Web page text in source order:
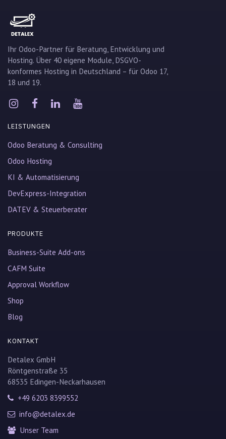
Ihr Odoo-Partner für Beratung, Entwicklung und
Hosting. Über 40 eigene Module, DSGVO-
konformes Hosting in Deutschland – für Odoo 17,
18 und 19.
LEISTUNGEN
Odoo Beratung & Consulting
Odoo Hosting
KI & Automatisierung
DevExpress-Integration
DATEV & Steuerberater
PRODUKTE
Business-Suite Add-ons
CAFM Suite
Approval Workflow
Shop
Blog
KONTAKT
Detalex GmbH
Röntgenstraße 35
68535 Edingen-Neckarhausen
+49 6203 8399552
info@detalex.de
Unser Team